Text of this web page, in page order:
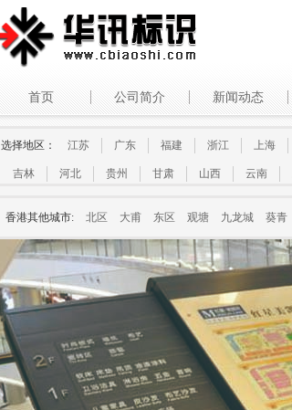
首页 公司简介 新闻动态
选择地区： 江苏 广东 福建 浙江 上海
吉林 河北 贵州 甘肃 山西 云南
香港其他城市: 北区 大甫 东区 观塘 九龙城 葵青